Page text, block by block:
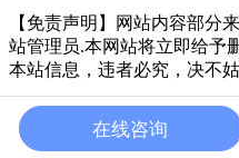
【免责声明】网站内容部分
站管理员.本网站将立即给予
本站信息，违者必究，决不姑
ICP备案号：粤ICP备17115279
2008-2021 wwwmetinfo.cn
在线咨询